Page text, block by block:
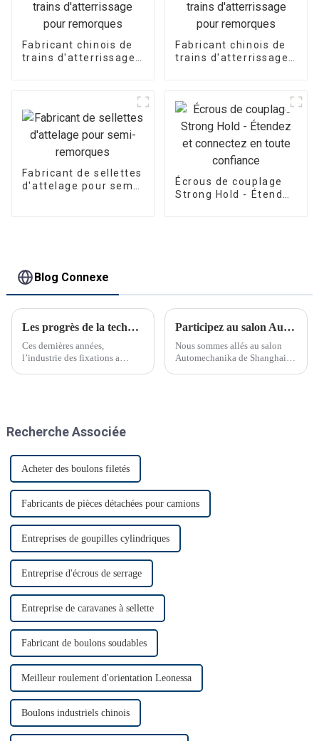
Fabricant chinois de
trains d'atterrissage
Fabricant chinois de
trains d'atterrissage
Fabricant de sellettes
d'attelage pour semi-
Écrous de couplage
Strong Hold - Étendez
Blog Connexe
Les progrès de la technologie de fixation transforment les industries
Ces dernières années,
l’industrie des fixations a
Participez au salon Automechanika de Shanghai
Nous sommes allés au salon
Automechanika de Shanghai
Recherche Associée
Acheter des boulons filetés
Fabricants de pièces détachées pour camions
Entreprises de goupilles cylindriques
Entreprise d'écrous de serrage
Entreprise de caravanes à sellette
Fabricant de boulons soudables
Meilleur roulement d'orientation Leonessa
Boulons industriels chinois